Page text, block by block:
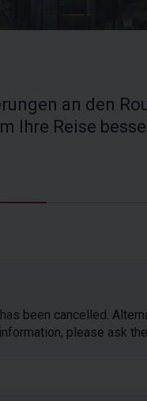
an den
Ihre Reise
been cancelled.
please ask